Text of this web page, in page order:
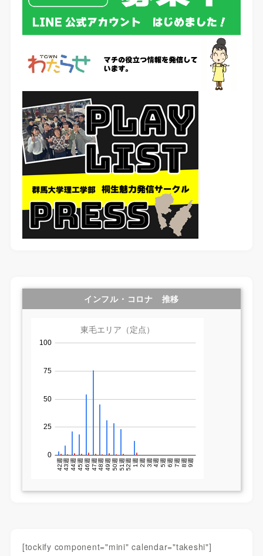
インフル・コロナ 推移
[tockify component="mini" calendar="takeshi"]